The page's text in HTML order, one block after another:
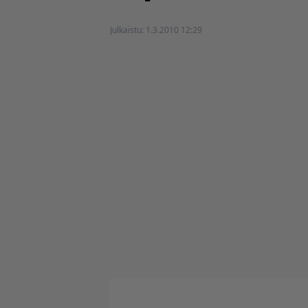
Julkaistu: 1.3.2010 12:29